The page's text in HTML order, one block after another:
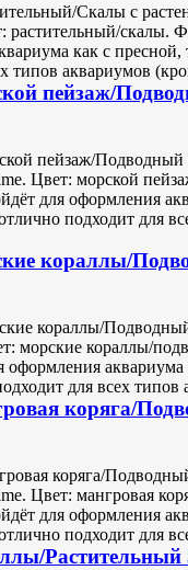
Скалы с
растительный/скалы.
как с пресной,
типов аквариумов
пейзаж/
пейзаж/Подводный
Цвет: морской
для оформления
подходит для
кораллы/
кораллы/
морские кораллы/
аквариума
для всех типов
коряга/
коряга/
Цвет: мангровая
для оформления
подходит для
Растительный